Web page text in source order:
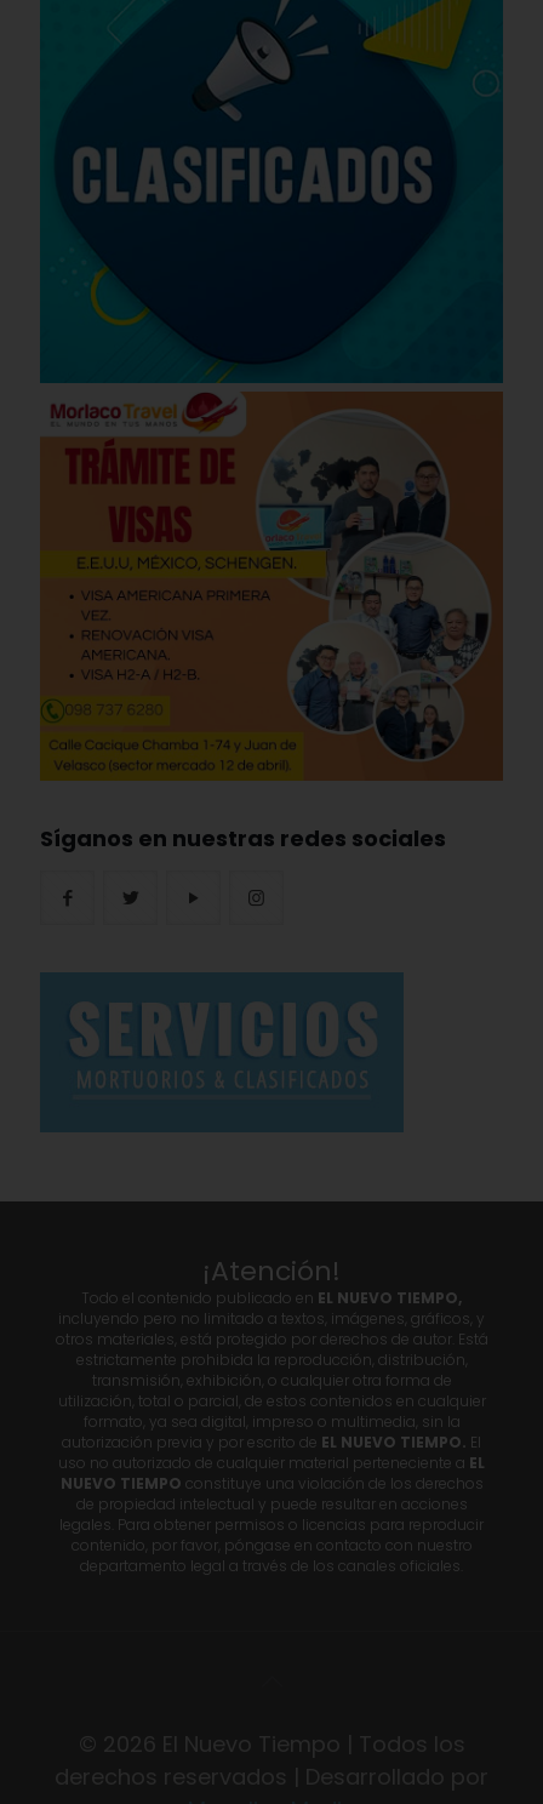
Síganos en nuestras redes sociales
¡Atención!
Todo el contenido publicado en EL NUEVO TIEMPO,
incluyendo pero no limitado a textos, imágenes, gráficos, y
otros materiales, está protegido por derechos de autor. Está
estrictamente prohibida la reproducción, distribución,
transmisión, exhibición, o cualquier otra forma de
utilización, total o parcial, de estos contenidos en cualquier
formato, ya sea digital, impreso o multimedia, sin la
autorización previa y por escrito de EL NUEVO TIEMPO. El
uso no autorizado de cualquier material perteneciente a EL
NUEVO TIEMPO constituye una violación de los derechos
de propiedad intelectual y puede resultar en acciones
legales. Para obtener permisos o licencias para reproducir
contenido, por favor, póngase en contacto con nuestro
departamento legal a través de los canales oficiales.
© 2026 El Nuevo Tiempo | Todos los
derechos reservados | Desarrollado por